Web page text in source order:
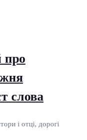
про
слова
і отці, дорогі